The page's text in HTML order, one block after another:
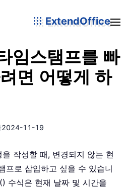
ExtendOffice
임스탬프를 빠
면 어떻게 하
2024-11-19
작성할 때, 변경되지 않는 현
프로 삽입하고 싶을 수 있습니
수식은 현재 날짜 및 시간을